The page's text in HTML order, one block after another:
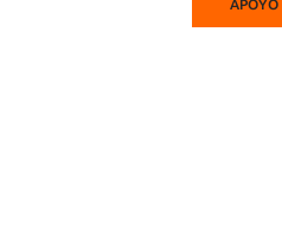
APOYO